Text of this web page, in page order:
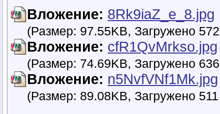
Вложение: 8Rk9iaZ_e_8.jpg
(Размер: 97.55KB, Загружено
Вложение: cfR1QvMrkso.jpg
(Размер: 74.69KB, Загружено
Вложение: n5NvfVNf1Mk.jpg
(Размер: 89.08KB, Загружено